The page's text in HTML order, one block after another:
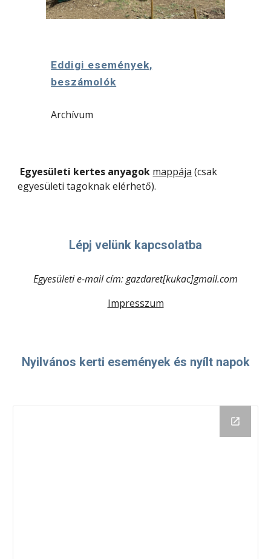
Eddigi események,
beszámolók
Archívum
Egyesületi kertes anyagok mappája (csak
egyesületi tagoknak elérhető).
Lépj velünk kapcsolatba
Egyesületi e-mail cím: gazdaret[kukac]gmail.com
Impresszum
Nyilvános kerti események és nyílt napok